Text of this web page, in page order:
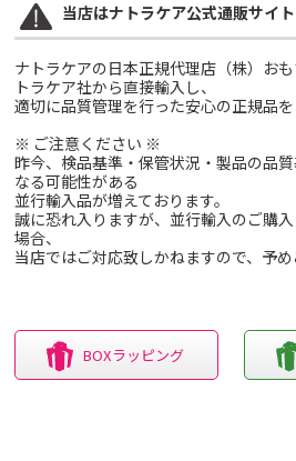
当店はナトラケア公式通販サイ
ナトラケアの日本正規代理店（株）お
トラケア社から直接輸入し、
適切に品質管理を行った安心の正規品を
※ ご注意ください ※
昨今、検品基準・保管状況・製品の品
なる可能性がある
並行輸入品が増えております。
誠に恐れ入りますが、並行輸入のご購
場合、
当店ではご対応致しかねますので、予め
BOXラッピング